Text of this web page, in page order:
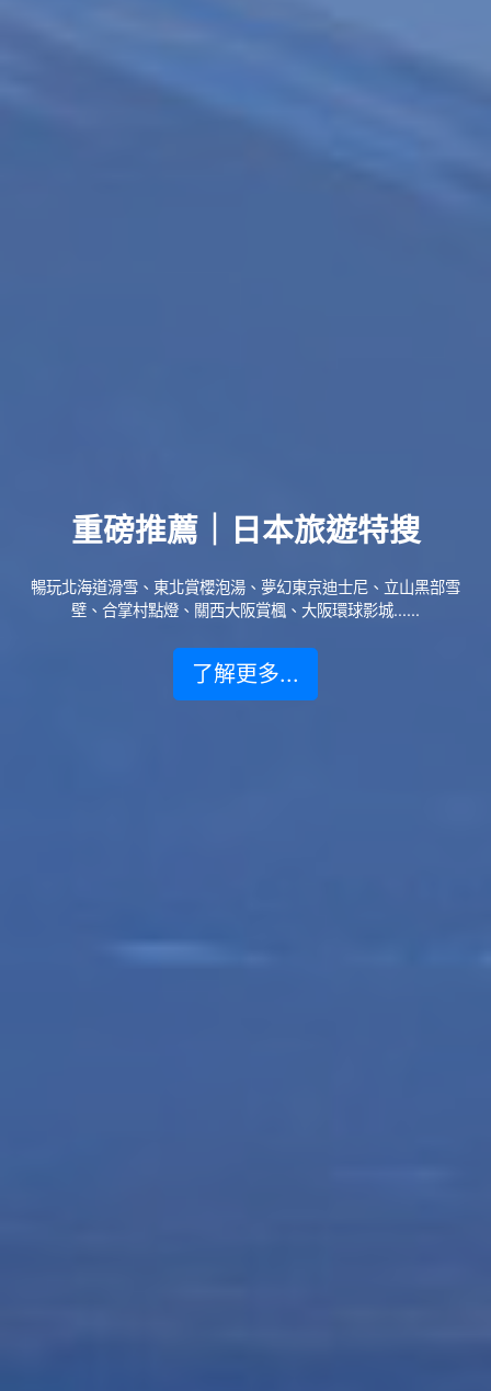
重磅推薦｜日本旅遊特搜
暢玩北海道滑雪、東北賞櫻泡湯、夢幻東京迪士尼、立山黑部雪
壁、合掌村點燈、關西大阪賞楓、大阪環球影城......
了解更多...